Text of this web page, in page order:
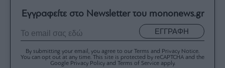
Εγγραφείτε στο Newsletter του mononews.gr
ΕΓΓΡΑΦΗ
By submitting your email, you agree to our Terms and Privacy Notice.
You can opt out at any time. This site is protected by reCAPTCHA and the
Google Privacy Policy and Terms of Service apply.